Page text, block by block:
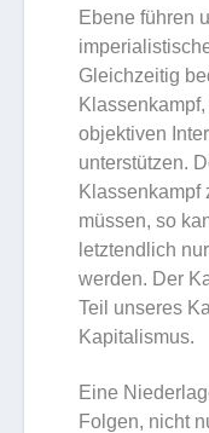
Ebene führen
Gleichzeitig
objektiven
unterstützen.
Klassenkampf
müssen, so
letztendlich
werden. Der
Teil unseres
Kapitalismus.
Eine
Folgen, nicht